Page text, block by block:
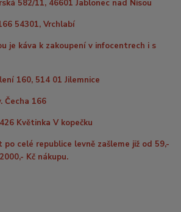
582/11, 46601 Jablonec nad Nisou
54301, Vrchlabí
je káva k zakoupení v infocentrech i s
160, 514 01 Jilemnice
Čecha 166
Květinka V kopečku
celé republice levně zašleme již od 59,-
Kč nákupu.